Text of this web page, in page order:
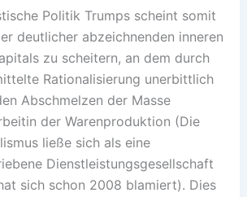
Politik Trumps scheint somit
deutlicher abzeichnenden inneren
zu scheitern, an dem durch
Rationalisierung unerbittlich
Abschmelzen der Masse
der Warenproduktion (Die
ließe sich als eine
Dienstleistungsgesellschaft
sich schon 2008 blamiert). Dies